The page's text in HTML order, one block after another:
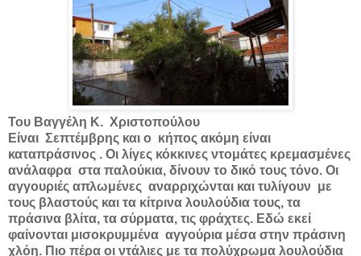
Του Βαγγέλη Κ. Χριστοπούλου
Είναι Σεπτέμβρης και ο κήπος ακόμη είναι
καταπράσινος . Οι λίγες κόκκινες ντομάτες κρεμασμένες
ανάλαφρα στα παλούκια, δίνουν το δικό τους τόνο. Οι
αγγουριές απλωμένες αναρριχώνται και τυλίγουν με
τους βλαστούς και τα κίτρινα λουλούδια τους, τα
πράσινα βλίτα, τα σύρματα, τις φράχτες. Εδώ εκεί
φαίνονται μισοκρυμμένα αγγούρια μέσα στην πράσινη
χλόη. Πιο πέρα οι ντάλιες με τα πολύχρωμα λουλούδια